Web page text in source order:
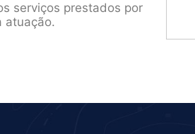
serviços prestados por
atuação.